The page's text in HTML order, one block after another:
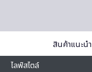
สินค้าแนะนำ
ไลฟ์สไตล์